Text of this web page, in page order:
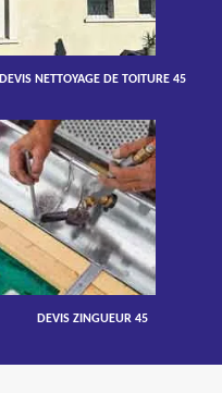
DEVIS NETTOYAGE DE TOITURE 45
DEVIS ZINGUEUR 45